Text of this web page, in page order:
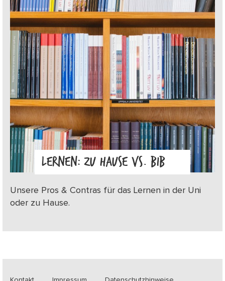
LERNEN: ZU HAUSE VS. BIB
Unsere Pros & Contras für das Lernen in der Uni
oder zu Hause.